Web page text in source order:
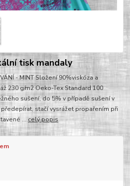
tisk mandaly
- MINT Složení 90%viskóza a
230 g/m2 Oeko-Tex Standard 100
sušení, do 5% v případě sušení v
stačí vysrážet propařením při
... celý popis